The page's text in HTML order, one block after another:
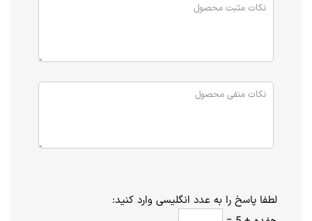
لطفا پاسخ را به عدد انگلیسی وارد کنید: